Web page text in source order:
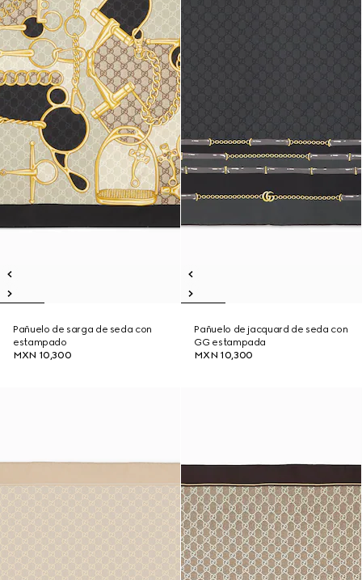
Pañuelo de sarga de seda con
estampado
MXN 10,300
Pañuelo de jacquard de seda con
GG estampada
MXN 10,300